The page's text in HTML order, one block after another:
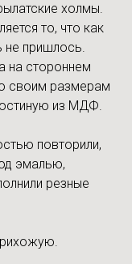
холмы.
то, что как
не пришлось.
на стороннем
своим размерам
из МДФ.
повторили,
эмалью,
резные